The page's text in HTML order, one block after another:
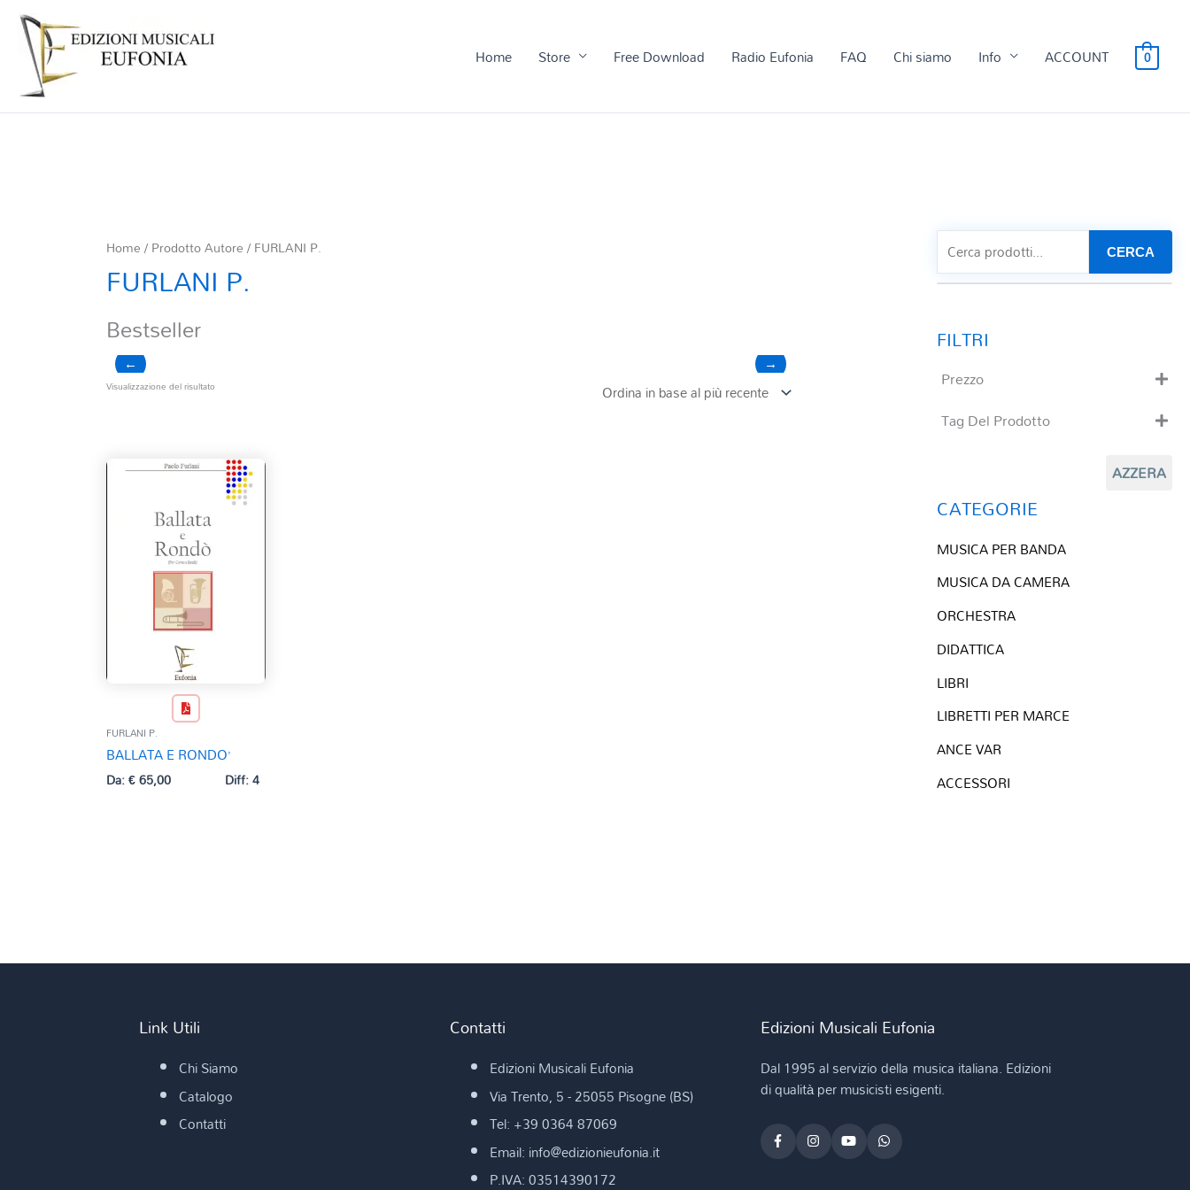
Home Store Free Download Radio Eufonia FAQ Chi siamo Info ACCOUNT 0
Home/ Prodotto Autore / FURLANI P.
FURLANI P.
Bestseller
← →
Visualizzazione del risultato
FURLANI P.
BALLATA E RONDO’
Da:€65,00 Diff: 4
CERCA
Prezzo
Tag Del Prodotto
Composizioni originali
QR base
QR esecuzione
AZZERA
CATEGORIE
MUSICA PER BANDA
MUSICA DA CAMERA
ORCHESTRA
DIDATTICA
LIBRI
LIBRETTI PER MARCE
ANCE VAR
ACCESSORI
Link Utili
Chi Siamo
Catalogo
Contatti
Contatti
Edizioni Musicali Eufonia
Via Trento, 5 - 25055 Pisogne (BS)
Tel: +39 0364 87069
Email: info@edizionieufonia.it
P.IVA: 03514390172
Edizioni Musicali Eufonia
Dal 1995 al servizio della musica italiana. Edizioni
di qualità per musicisti esigenti.